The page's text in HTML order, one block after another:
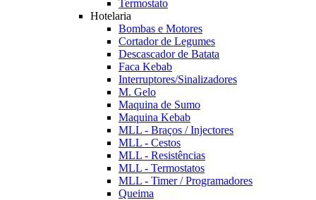
Termostato
Hotelaria
Bombas e Motores
Cortador de Legumes
Descascador de Batata
Faca Kebab
Interruptores/Sinalizadores
M. Gelo
Maquina de Sumo
Maquina Kebab
MLL - Braços / Injectores
MLL - Cestos
MLL - Resistências
MLL - Termostatos
MLL - Timer / Programadores
Queima